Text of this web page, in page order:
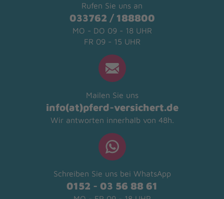
Rufen Sie uns an
033762 / 188800
MO - DO 09 - 18 UHR
FR 09 - 15 UHR
Mailen Sie uns
info(at)pferd-versichert.de
Wir antworten innerhalb von 48h.
Schreiben Sie uns bei WhatsApp
0152 - 03 56 88 61